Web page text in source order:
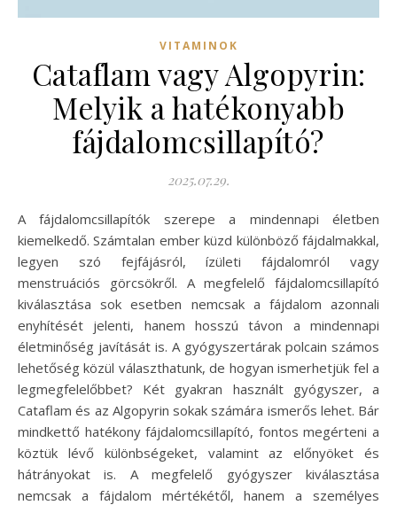
VITAMINOK
Cataflam vagy Algopyrin:
Melyik a hatékonyabb
fájdalomcsillapító?
2025.07.29.
A fájdalomcsillapítók szerepe a mindennapi életben
kiemelkedő. Számtalan ember küzd különböző fájdalmakkal,
legyen szó fejfájásról, ízületi fájdalomról vagy
menstruációs görcsökről. A megfelelő fájdalomcsillapító
kiválasztása sok esetben nemcsak a fájdalom azonnali
enyhítését jelenti, hanem hosszú távon a mindennapi
életminőség javítását is. A gyógyszertárak polcain számos
lehetőség közül választhatunk, de hogyan ismerhetjük fel a
legmegfelelőbbet? Két gyakran használt gyógyszer, a
Cataflam és az Algopyrin sokak számára ismerős lehet. Bár
mindkettő hatékony fájdalomcsillapító, fontos megérteni a
köztük lévő különbségeket, valamint az előnyöket és
hátrányokat is. A megfelelő gyógyszer kiválasztása
nemcsak a fájdalom mértékétől, hanem a személyes